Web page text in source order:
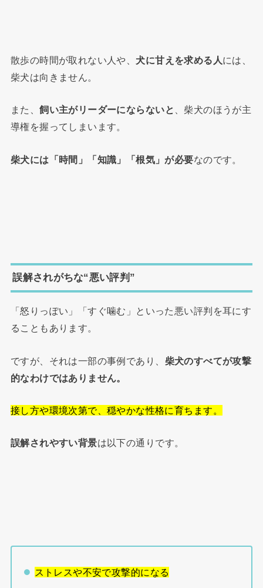
散歩の時間が取れない人や、 犬に甘えを求める人には、
柴犬は向きません。
また、飼い主がリーダーにならないと
、柴犬のほうが主
導権を握ってしまいます。
柴犬には「時間」「知識」「根気」が必要なのです。
誤解されがちな“悪い評判”
「怒りっぽい」「すぐ噛む」といった悪い評判を耳にす
ることもあります。
ですが、それは一部の事例であり、 柴犬のすべてが攻撃
的なわけではありません。
接し方や環境次第で、穏やかな性格に育ちます。
誤解されやすい背景は以下の通りです。
ストレスや不安で攻撃的になる